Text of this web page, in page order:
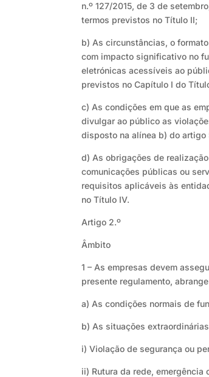
n.º 127/2015, de 3 de
termos previstos no Título II;
b) As circunstâncias, o
com impacto significativo no
eletrónicas acessíveis ao
previstos no Capítulo I do
c) As condições em que as
divulgar ao público as
disposto na alínea b) do artigo
d) As obrigações de
comunicações públicas ou
requisitos aplicáveis às
no Título IV.
Artigo 2.º
Âmbito
1 – As empresas devem
presente regulamento,
a) As condições normais de
b) As situações
i) Violação de segurança ou
ii) Rutura da rede, emergência